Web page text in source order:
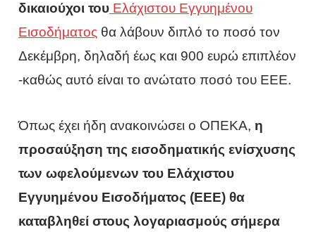
δικαιούχοι του Ελάχιστου Εγγυημένου
Εισοδήματος θα λάβουν διπλό το ποσό τον
Δεκέμβρη, δηλαδή έως και 900 ευρώ επιπλέον
-καθώς αυτό είναι το ανώτατο ποσό του ΕΕΕ.
Όπως έχει ήδη ανακοινώσει ο ΟΠΕΚΑ, η
προσαύξηση της εισοδηματικής ενίσχυσης
των ωφελούμενων του Ελάχιστου
Εγγυημένου Εισοδήματος (ΕΕΕ) θα
καταβληθεί στους λογαριασμούς σήμερα